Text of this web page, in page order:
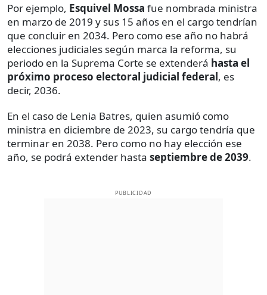
Por ejemplo, Esquivel Mossa fue nombrada ministra
en marzo de 2019 y sus 15 años en el cargo tendrían
que concluir en 2034. Pero como ese año no habrá
elecciones judiciales según marca la reforma, su
periodo en la Suprema Corte se extenderá hasta el
próximo proceso electoral judicial federal, es
decir, 2036.
En el caso de Lenia Batres, quien asumió como
ministra en diciembre de 2023, su cargo tendría que
terminar en 2038. Pero como no hay elección ese
año, se podrá extender hasta septiembre de 2039.
PUBLICIDAD